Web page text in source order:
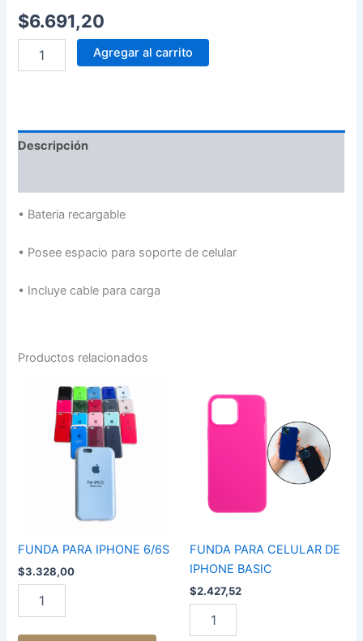
$6.691,20
Agregar al carrito
Descripción
• Bateria recargable
• Posee espacio para soporte de celular
• Incluye cable para carga
Productos relacionados
FUNDA PARA IPHONE 6/6S
$3.328,00
IPHONE
cantidad
FUNDA PARA CELULAR DE
IPHONE BASIC
$2.427,52
PARA